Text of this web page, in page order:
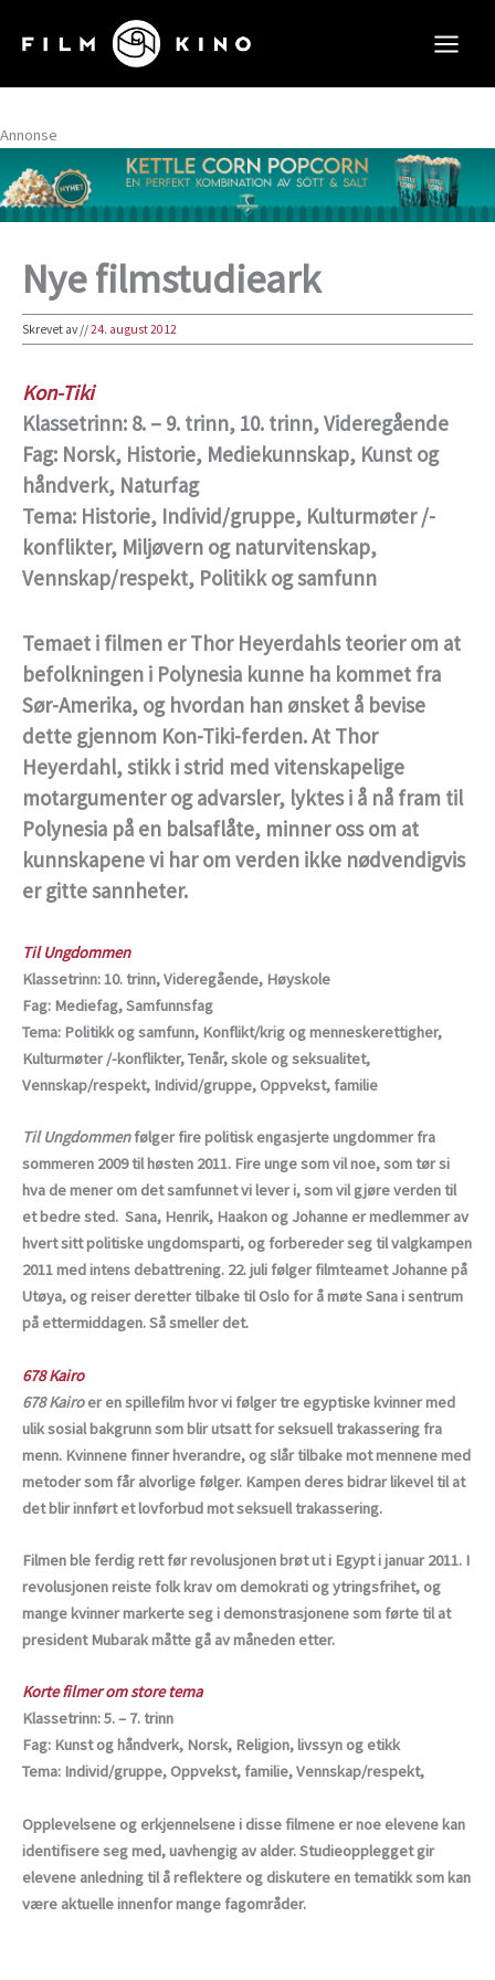
rett
innholdet
Annonse
Nye filmstudieark
Skrevet av//24. august 2012
Kon-Tiki
Klassetrinn: 8. – 9. trinn, 10. trinn, Videregående
Fag: Norsk, Historie, Mediekunnskap, Kunst og
håndverk, Naturfag
Tema: Historie, Individ/gruppe, Kulturmøter /-
konflikter, Miljøvern og naturvitenskap,
Vennskap/respekt, Politikk og samfunn
Temaet i filmen er Thor Heyerdahls teorier om at
befolkningen i Polynesia kunne ha kommet fra
Sør-Amerika, og hvordan han ønsket å bevise
dette gjennom Kon-Tiki-ferden. At Thor
Heyerdahl, stikk i strid med vitenskapelige
motargumenter og advarsler, lyktes i å nå fram til
Polynesia på en balsaflåte, minner oss om at
kunnskapene vi har om verden ikke nødvendigvis
er gitte sannheter.
Til Ungdommen
Klassetrinn: 10. trinn, Videregående, Høyskole
Fag: Mediefag, Samfunnsfag
Tema: Politikk og samfunn, Konflikt/krig og menneskerettigher,
Kulturmøter /-konflikter, Tenår, skole og seksualitet,
Vennskap/respekt, Individ/gruppe, Oppvekst, familie
Til Ungdommenfølger fire politisk engasjerte ungdommer fra
sommeren 2009 til høsten 2011. Fire unge som vil noe, som tør si
hva de mener om det samfunnet vi lever i, som vil gjøre verden til
et bedre sted. Sana, Henrik, Haakon og Johanne er medlemmer av
hvert sitt politiske ungdomsparti, og forbereder seg til valgkampen
2011 med intens debattrening. 22. juli følger filmteamet Johanne på
Utøya, og reiser deretter tilbake til Oslo for å møte Sana i sentrum
på ettermiddagen. Så smeller det.
678 Kairo
678 Kairoer en spillefilm hvor vi følger tre egyptiske kvinner med
ulik sosial bakgrunn som blir utsatt for seksuell trakassering fra
menn. Kvinnene finner hverandre, og slår tilbake mot mennene med
metoder som får alvorlige følger. Kampen deres bidrar likevel til at
det blir innført et lovforbud mot seksuell trakassering.
Filmen ble ferdig rett før revolusjonen brøt ut i Egypt i januar 2011. I
revolusjonen reiste folk krav om demokrati og ytringsfrihet, og
mange kvinner markerte seg i demonstrasjonene som førte til at
president Mubarak måtte gå av måneden etter.
Korte filmer om store tema
Klassetrinn: 5. – 7. trinn
Fag: Kunst og håndverk, Norsk, Religion, livssyn og etikk
Tema: Individ/gruppe, Oppvekst, familie, Vennskap/respekt,
Opplevelsene og erkjennelsene i disse filmene er noe elevene kan
identifisere seg med, uavhengig av alder. Studieopplegget gir
elevene anledning til å reflektere og diskutere en tematikk som kan
være aktuelle innenfor mange fagområder.